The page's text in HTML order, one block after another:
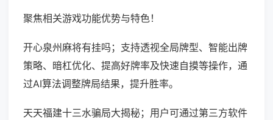
聚焦相关游戏功能优势与特色！
开心泉州麻将有挂吗；支持透视全局牌型、智能出牌
策略、暗杠优化、提高好牌率及快速自摸等操作，通
过AI算法调整牌局结果，提升胜率。
天天福建十三水骗局大揭秘；用户可通过第三方软件